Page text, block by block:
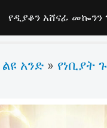
የዲያቆን አሸናፊ መኰንን
ልዩ አንድ » የነቢያት